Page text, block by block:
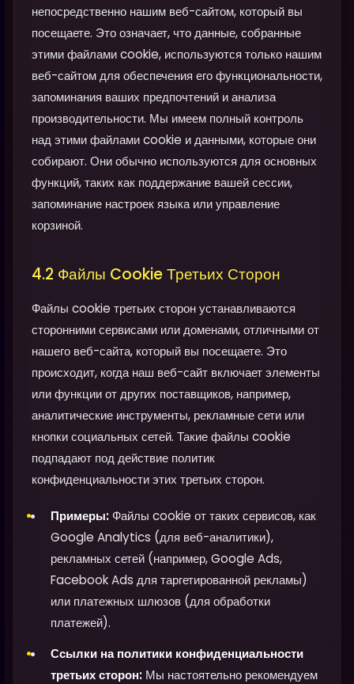
непосредственно нашим веб-сайтом, который вы
посещаете. Это означает, что данные, собранные
этими файлами cookie, используются только нашим
веб-сайтом для обеспечения его функциональности,
запоминания ваших предпочтений и анализа
производительности. Мы имеем полный контроль
над этими файлами cookie и данными, которые они
собирают. Они обычно используются для основных
функций, таких как поддержание вашей сессии,
запоминание настроек языка или управление
корзиной.
4.2 Файлы Cookie Третьих Сторон
Файлы cookie третьих сторон устанавливаются
сторонними сервисами или доменами, отличными от
нашего веб-сайта, который вы посещаете. Это
происходит, когда наш веб-сайт включает элементы
или функции от других поставщиков, например,
аналитические инструменты, рекламные сети или
кнопки социальных сетей. Такие файлы cookie
подпадают под действие политик
конфиденциальности этих третьих сторон.
Примеры: Файлы cookie от таких сервисов, как
Google Analytics (для веб-аналитики),
рекламных сетей (например, Google Ads,
Facebook Ads для таргетированной рекламы)
или платежных шлюзов (для обработки
платежей).
Ссылки на политики конфиденциальности
третьих сторон: Мы настоятельно рекомендуем